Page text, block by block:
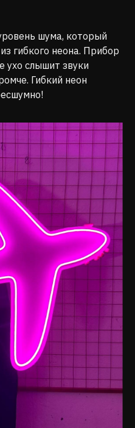
шума, который
гибкого неона. Прибор
ухо слышит звуки
Гибкий неон